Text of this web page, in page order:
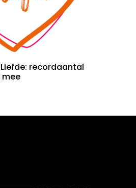
recordaantal